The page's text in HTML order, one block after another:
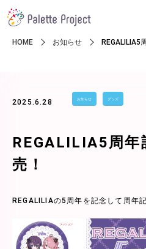
HOME お知らせ REGALILIA5
2025.6.28 お知らせ グッズ
REGALILIA5周年
売！
REGALILIAの5周年を記念して周年